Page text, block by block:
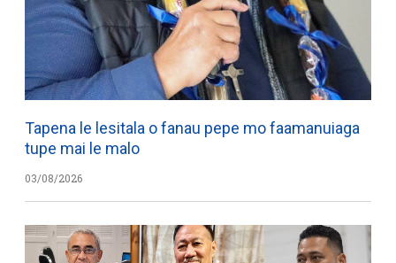
Tapena le lesitala o fanau pepe mo faamanuiaga
tupe mai le malo
03/08/2026